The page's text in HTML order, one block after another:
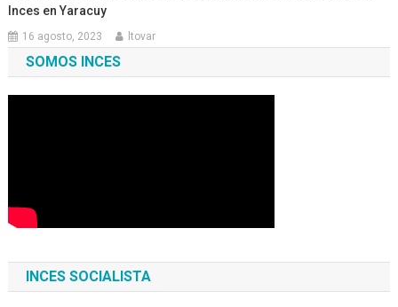
Inces en Yaracuy
16 agosto, 2023 ltovar
SOMOS INCES
INCES SOCIALISTA